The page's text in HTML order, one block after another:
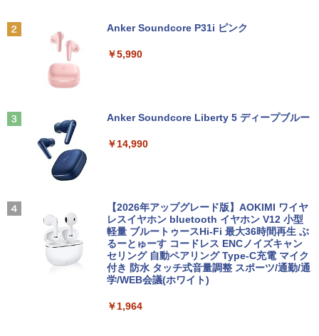
来世ではちゃんとします 16 【電子書
【中古】青のオーケストラ コミック 1-1
3巻セット （小学館）（コミック） 全巻
セット
￥4,648
Anker Soundcore P31i ピンク
￥5,990
Anker Soundcore Liberty 5 ディープブルー
￥14,990
【2026年アップグレード版】AOKIMI ワイヤ
レスイヤホン bluetooth イヤホン V12 小型
軽量 ブルートゥースHi-Fi 最大36時間再生 ぶ
るーとゅーす コードレス ENCノイズキャン
セリング 自動ペアリング Type-C充電 マイク
付き 防水 タッチ式音量調整 スポーツ/通勤/通
学/WEB会議(ホワイト)
￥1,964